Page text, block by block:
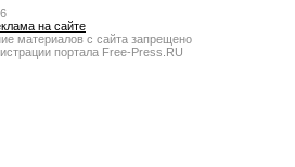
на сайте
материалов с сайта запрещено
портала Free-Press.RU